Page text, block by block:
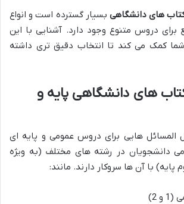
های دانشگاهی بسیار گسترده است و انواع
برای دروس متنوع وجود دارد. آشنایی با این
کمک می کند تا انتخاب دقیق تری داشته
های دانشگاهی پایه و
هایی برای دروس عمومی و پایه ای
دانشجویان در رشته های مختلف (به ویژه
با آن ها سروکار دارند. مانند:
و 2)